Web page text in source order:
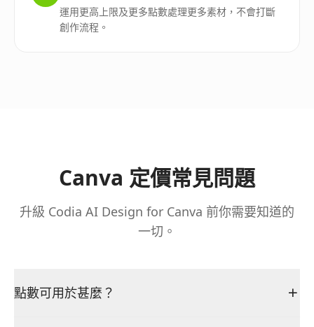
運用更高上限及更多點數處理更多素材，不會打斷
創作流程。
Canva 定價常見問題
升級 Codia AI Design for Canva 前你需要知道的
一切。
點數可用於甚麼？